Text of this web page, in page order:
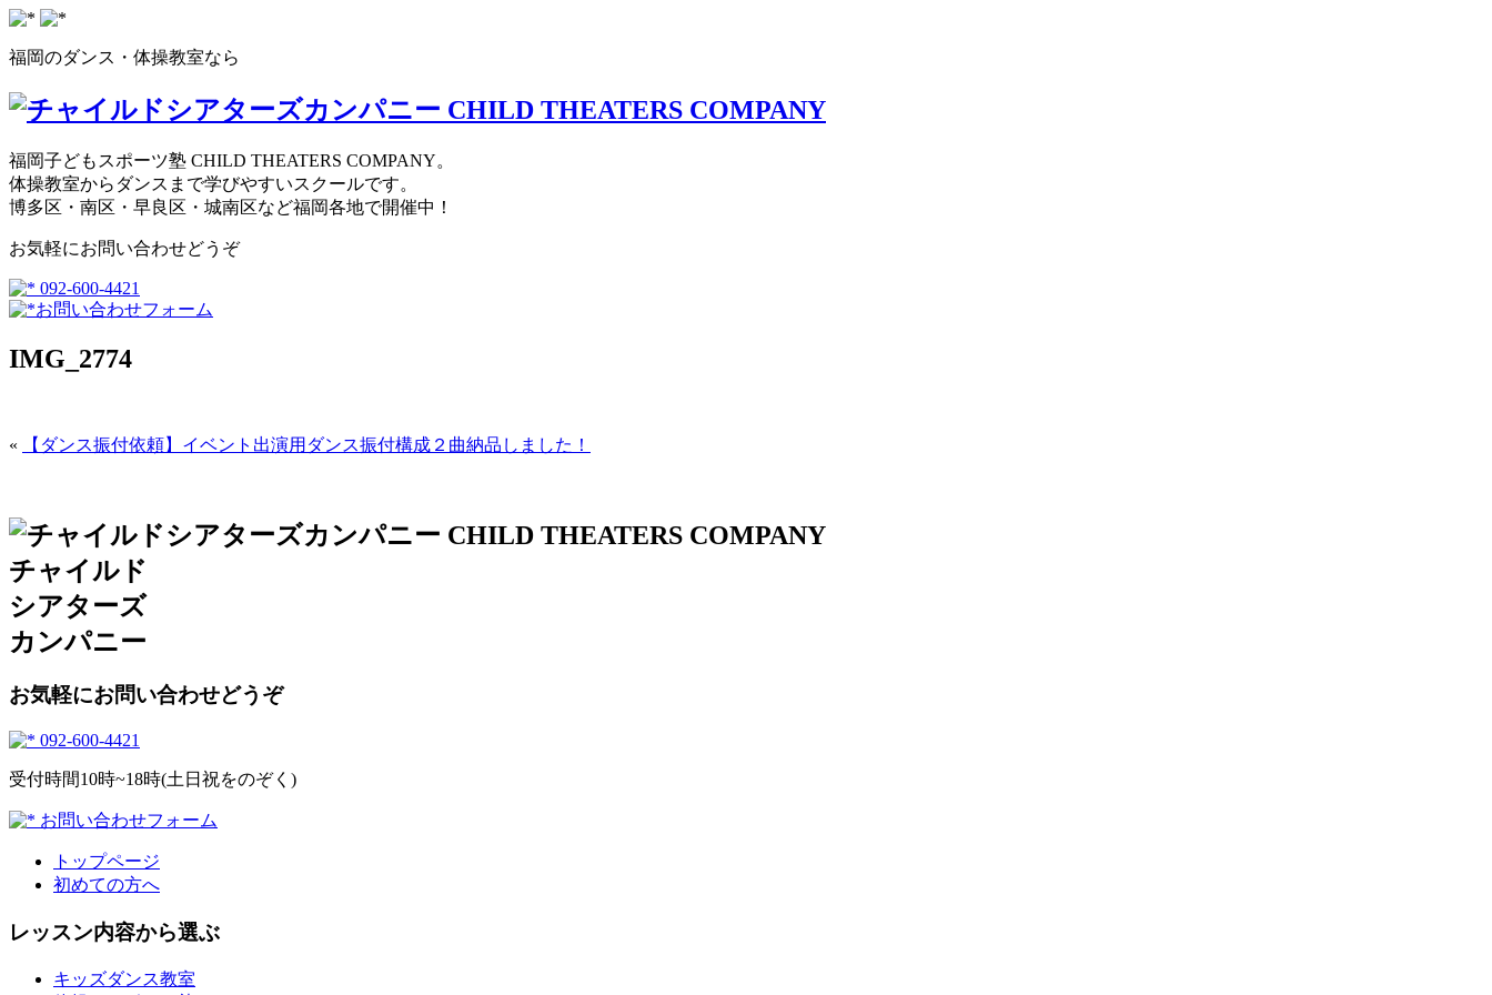
福岡のダンス・体操教室なら
福岡子どもスポーツ塾 CHILD THEATERS COMPANY。
体操教室からダンスまで学びやすいスクールです。
博多区・南区・早良区・城南区など福岡各地で開催中！
お気軽にお問い合わせどうぞ
092-600-4421
お問い合わせフォーム
IMG_2774
« 【ダンス振付依頼】イベント出演用ダンス振付構成２曲納品しました！
チャイルド
シアターズ
カンパニー
お気軽にお問い合わせどうぞ
092-600-4421
受付時間10時~18時(土日祝をのぞく)
お問い合わせフォーム
トップページ
初めての方へ
レッスン内容から選ぶ
キッズダンス教室